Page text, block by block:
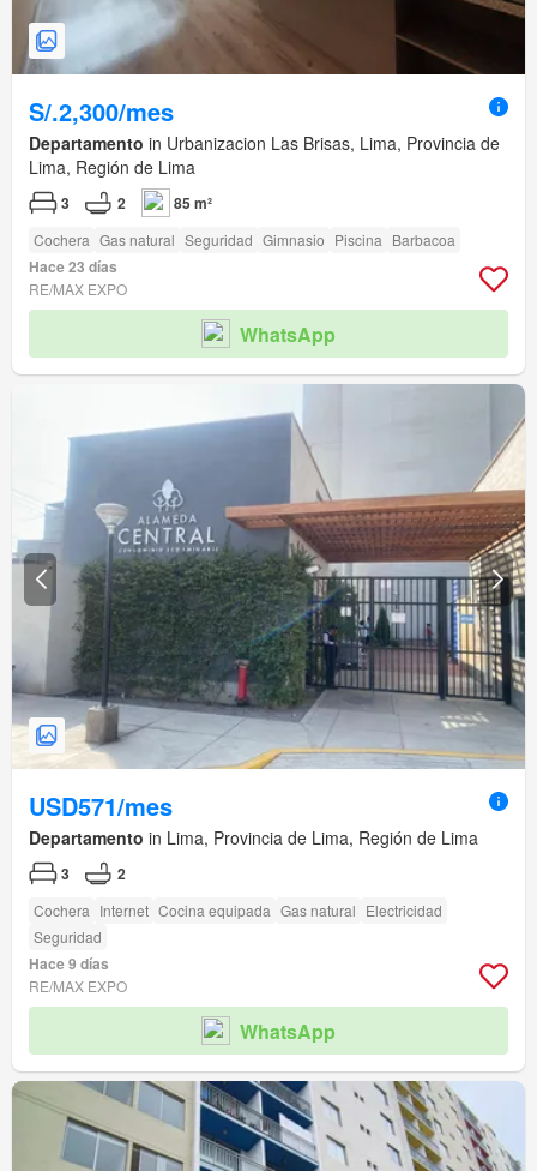
S/.2,300/mes
Departamento in Urbanizacion Las Brisas, Lima, Provincia de
Lima, Región de Lima
3 2 85 m²
Cochera Gas natural Seguridad Gimnasio Piscina Barbacoa
Hace 23 días
RE/MAX EXPO
WhatsApp
USD571/mes
Departamento in Lima, Provincia de Lima, Región de Lima
3 2
Cochera Internet Cocina equipada Gas natural Electricidad
Seguridad
Hace 9 días
RE/MAX EXPO
WhatsApp